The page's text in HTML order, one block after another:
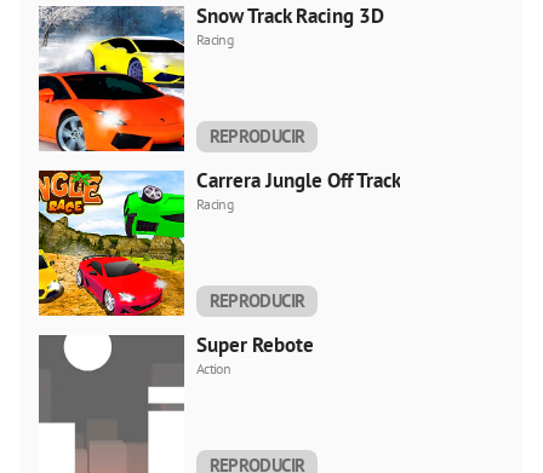
Snow Track Racing 3D
Racing
REPRODUCIR
Carrera Jungle Off Track
Racing
REPRODUCIR
Super Rebote
Action
REPRODUCIR